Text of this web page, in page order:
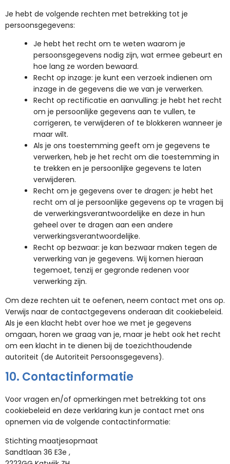
Je hebt de volgende rechten met betrekking tot je
persoonsgegevens:
Je hebt het recht om te weten waarom je
persoonsgegevens nodig zijn, wat ermee gebeurt en
hoe lang ze worden bewaard.
Recht op inzage: je kunt een verzoek indienen om
inzage in de gegevens die we van je verwerken.
Recht op rectificatie en aanvulling: je hebt het recht
om je persoonlijke gegevens aan te vullen, te
corrigeren, te verwijderen of te blokkeren wanneer je
maar wilt.
Als je ons toestemming geeft om je gegevens te
verwerken, heb je het recht om die toestemming in
te trekken en je persoonlijke gegevens te laten
verwijderen.
Recht om je gegevens over te dragen: je hebt het
recht om al je persoonlijke gegevens op te vragen bij
de verwerkingsverantwoordelijke en deze in hun
geheel over te dragen aan een andere
verwerkingsverantwoordelijke.
Recht op bezwaar: je kan bezwaar maken tegen de
verwerking van je gegevens. Wij komen hieraan
tegemoet, tenzij er gegronde redenen voor
verwerking zijn.
Om deze rechten uit te oefenen, neem contact met ons op.
Verwijs naar de contactgegevens onderaan dit cookiebeleid.
Als je een klacht hebt over hoe we met je gegevens
omgaan, horen we graag van je, maar je hebt ook het recht
om een klacht in te dienen bij de toezichthoudende
autoriteit (de Autoriteit Persoonsgegevens).
10. Contactinformatie
Voor vragen en/of opmerkingen met betrekking tot ons
cookiebeleid en deze verklaring kun je contact met ons
opnemen via de volgende contactinformatie:
Stichting maatjesopmaat
Sandtlaan 36 E3e ,